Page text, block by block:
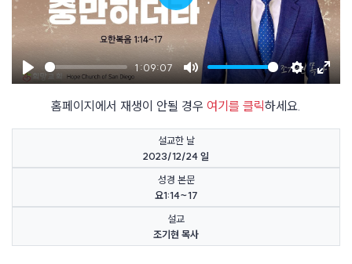
Play
1:09:07
Mute Settings
Enter
Play
홈페이지에서 재생이 안될 경우 여기를 클릭하세요.
설교한 날
2023/12/24 일
성경 본문
요1:14~17
설교
조기현 목사